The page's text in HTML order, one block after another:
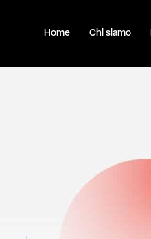
Home Chi siamo